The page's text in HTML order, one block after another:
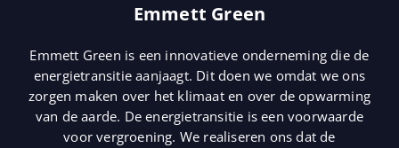
Emmett Green
Emmett Green is een innovatieve onderneming die de
energietransitie aanjaagt. Dit doen we omdat we ons
zorgen maken over het klimaat en over de opwarming
van de aarde. De energietransitie is een voorwaarde
voor vergroening. We realiseren ons dat de